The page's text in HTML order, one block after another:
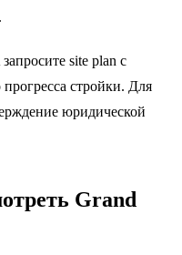
.
site plan с
стройки. Для
юридической
Grand